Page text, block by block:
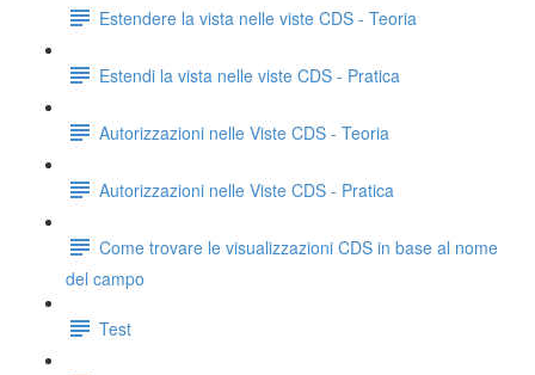
Estendere la vista nelle viste CDS - Teoria
Estendi la vista nelle viste CDS - Pratica
Autorizzazioni nelle Viste CDS - Teoria
Autorizzazioni nelle Viste CDS - Pratica
Come trovare le visualizzazioni CDS in base al nome
del campo
Test